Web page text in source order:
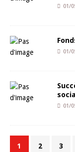
01/
01/
01/
1 2 3